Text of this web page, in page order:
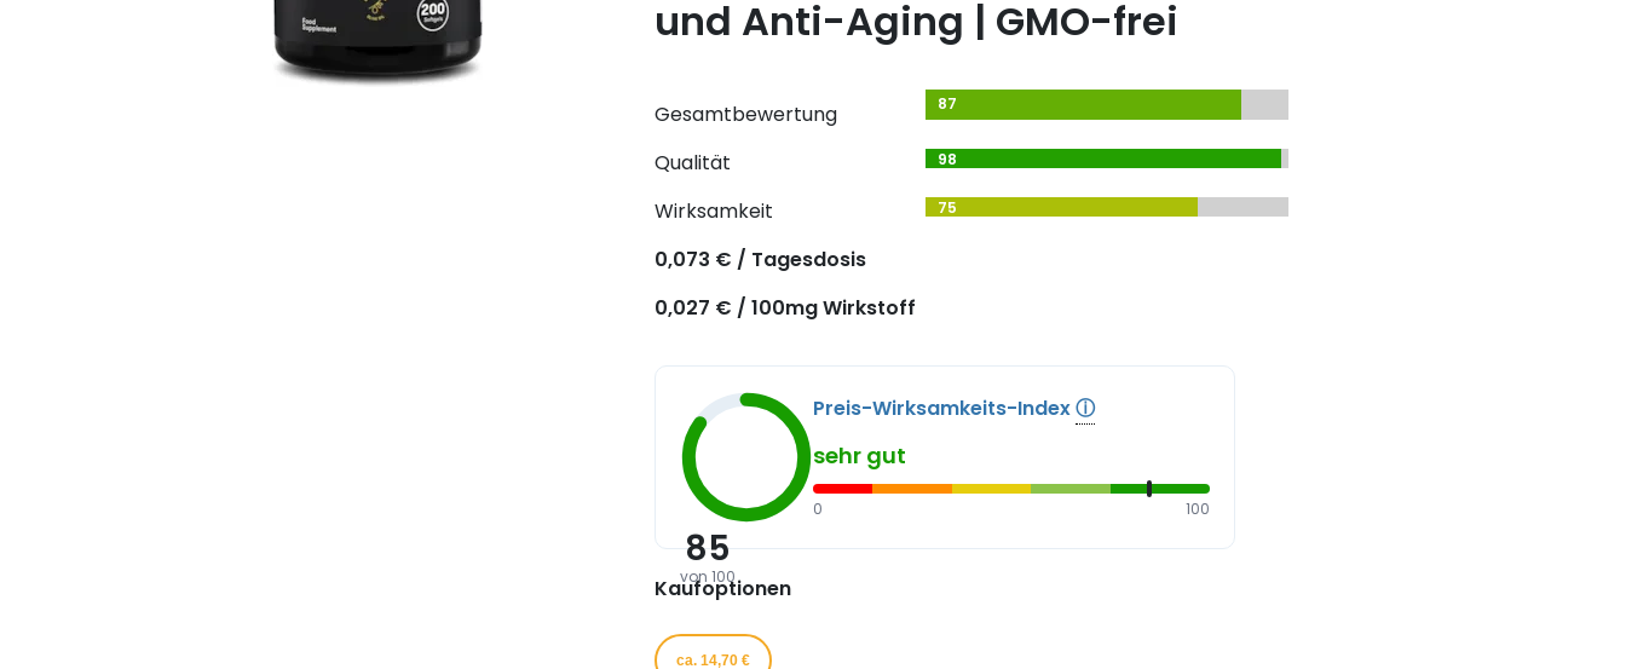
und Anti-Aging | GMO-frei
Gesamtbewertung 87
Qualität 98
Wirksamkeit 75
0,073 € / Tagesdosis
0,027 € / 100mg Wirkstoff
85
von 100
Preis-Wirksamkeits-Indexⓘ
sehr gut
0 100
Kaufoptionen
ca. 14,70 €